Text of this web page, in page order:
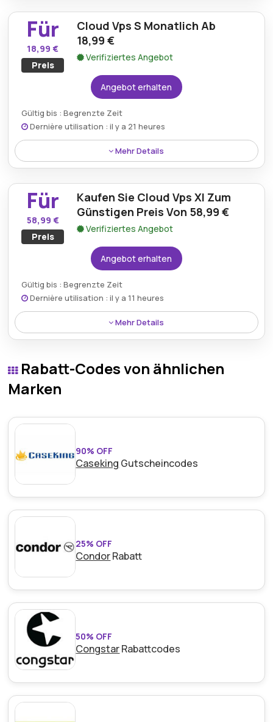
schon ab 17,99 € und gewährleistet erstklassige
Sicherheit für kritische Daten.
Für
18,99 €
Preis
Cloud Vps S Monatlich Ab
18,99 €
Verifiziertes Angebot
Angebot erhalten
Gültig bis : Begrenzte Zeit
Dernière utilisation : il y a 21 heures
Mehr Details
Abonnieren Sie einen Cloud VPS S-Plan zu einem
günstigen Monatspreis von nur 18,99 € und bieten
Sie hervorragende Leistung.
Für
58,99 €
Preis
Kaufen Sie Cloud Vps Xl Zum
Günstigen Preis Von 58,99 €
Verifiziertes Angebot
Angebot erhalten
Gültig bis : Begrenzte Zeit
Dernière utilisation : il y a 11 heures
Mehr Details
Erwerben Sie eine leistungsstarke Cloud VPS XL-
58,99 € für anspruchsvolle Workloads.
Rabatt-Codes von ähnlichen
Marken
90% OFF
Caseking Gutscheincodes
25% OFF
CondorRabatt
50% OFF
CongstarRabattcodes